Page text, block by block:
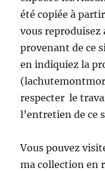
été copiée à
vous reproduisez
provenant de ce
en indiquiez la
respecter le
l’entretien de ce
Vous pouvez
ma collection en